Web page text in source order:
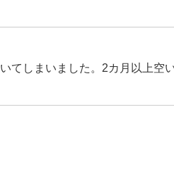
てしまいました。2カ月以上空